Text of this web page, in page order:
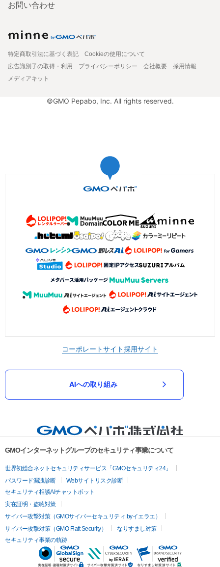
お問い合わせ
特定商取引法に基づく表記
Cookieの使用について
広告識別子の取得・利用
プライバシーポリシー 会社概要
採用情報
メディアキット
©GMO Pepabo, Inc. All rights reserved.
コーポレートサイト採用サイト
AIへの取り組み
GMOインターネットグループのセキュリティ事業について
世界初総合ネットセキュリティサービス「GMOセキュリティ24」
パスワード漏洩診断
Webサイトリスク診断
セキュリティ相談AIチャットボット
実在証明・盗聴対策
サイバー攻撃対策（GMOサイバーセキュリティ byイエラエ）
サイバー攻撃対策（GMO Flatt Security）
なりすまし対策
セキュリティ事業の軌跡